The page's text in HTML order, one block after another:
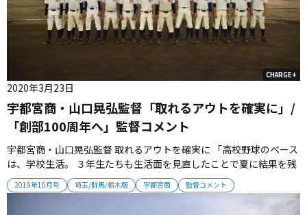
CHARGE+
2019年10月号 埼玉/群馬/栃木版 宇都宮商 監督コメント
宇都宮商・山口晃弘監督「取れるアウトを確実に」/
「創部100周年へ」監督コメント
2020年3月23日
宇都宮商・山口晃弘監督 取れるアウトを確実に 「高校野球のベース
は、学校生活。 ３年生たちも生活面を見直したことで夏に結果を残
してくれた。 新チームの2年生は少ないが、チームの模範にならな
ければいけない。 野球は27個のアウトを取る戦い。 基本を徹底して
いくことで、伝統にふさわしいチームにしていきたい。 新チームの